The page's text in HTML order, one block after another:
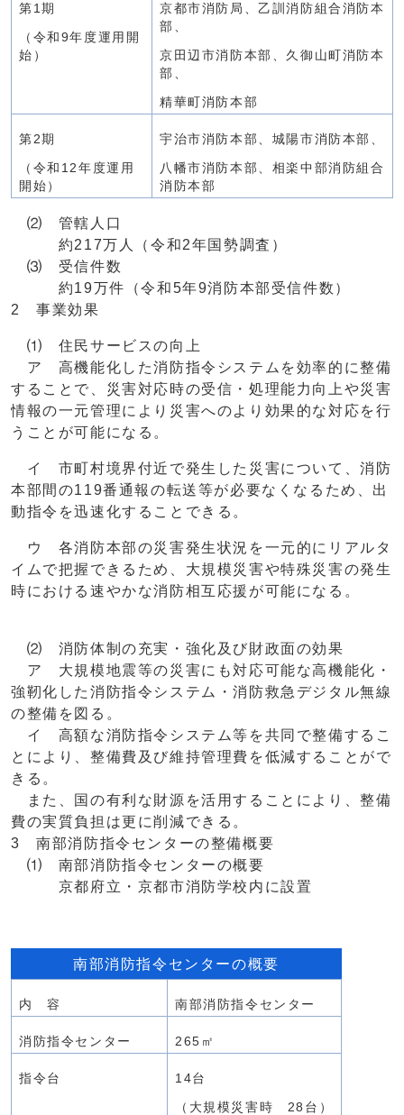
第1期
（令和9年度運用開
始）
京都市消防局、乙訓消防組合消防本
部、
京田辺市消防本部、久御山町消防本
部、
精華町消防本部
第2期
（令和12年度運用
開始）
宇治市消防本部、城陽市消防本部、
八幡市消防本部、相楽中部消防組合
消防本部
⑵ 管轄人口
約217万人（令和2年国勢調査）
⑶ 受信件数
約19万件（令和5年9消防本部受信件数）
2 事業効果
⑴ 住民サービスの向上
ア 高機能化した消防指令システムを効率的に整備
することで、災害対応時の受信・処理能力向上や災害
情報の一元管理により災害へのより効果的な対応を行
うことが可能になる。
イ 市町村境界付近で発生した災害について、消防
本部間の119番通報の転送等が必要なくなるため、出
動指令を迅速化することできる。
ウ 各消防本部の災害発生状況を一元的にリアルタ
イムで把握できるため、大規模災害や特殊災害の発生
時における速やかな消防相互応援が可能になる。
⑵ 消防体制の充実・強化及び財政面の効果
ア 大規模地震等の災害にも対応可能な高機能化・
強靭化した消防指令システム・消防救急デジタル無線
の整備を図る。
イ 高額な消防指令システム等を共同で整備するこ
とにより、整備費及び維持管理費を低減することがで
きる。
また、国の有利な財源を活用することにより、整備
費の実質負担は更に削減できる。
3 南部消防指令センターの整備概要
⑴ 南部消防指令センターの概要
京都府立・京都市消防学校内に設置
南部消防指令センターの概要
内 容 南部消防指令センター
消防指令センター 265㎡
指令台 14台
（大規模災害時 28台）